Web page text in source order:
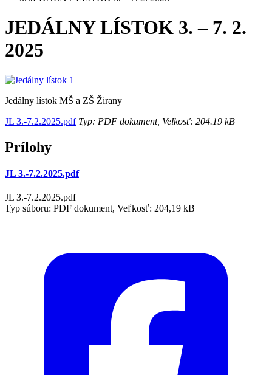
JEDÁLNY LÍSTOK 3. – 7. 2.
2025
Jedálny lístok MŠ a ZŠ Žirany
JL 3.-7.2.2025.pdfTyp: PDF dokument, Velkosť: 204.19 kB
Prílohy
JL 3.-7.2.2025.pdf
JL 3.-7.2.2025.pdf
Typ súboru: PDF dokument, Veľkosť: 204,19 kB